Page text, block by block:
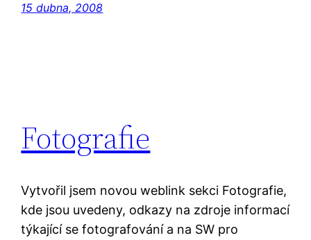
15 dubna, 2008
Fotografie
Vytvořil jsem novou weblink sekci Fotografie,
kde jsou uvedeny, odkazy na zdroje informací
týkající se fotografování a na SW pro